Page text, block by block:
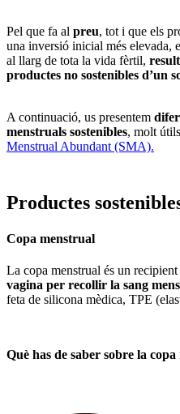
Pel que fa al preu, tot i que els
una inversió inicial més elevada,
al llarg de tota la vida fèrtil,
productes no sostenibles d’un
A continuació, us presentem
menstruals sostenibles, molt
Menstrual Abundant (SMA).
Productes
Copa menstrual
La copa menstrual és un
vagina per recollir la sang
feta de silicona mèdica, TPE
Què has de saber sobre la